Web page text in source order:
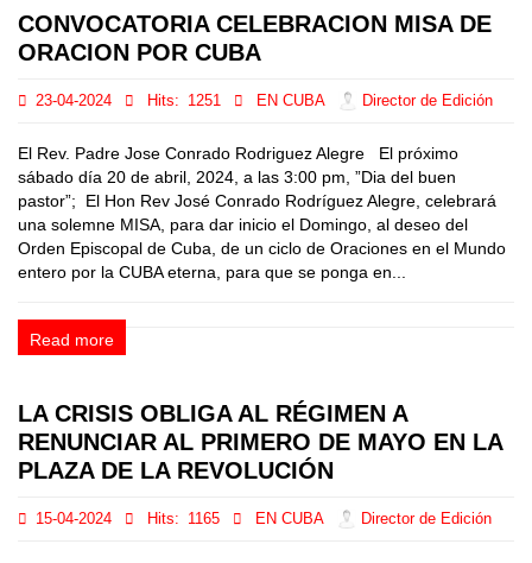
CONVOCATORIA CELEBRACION MISA DE
ORACION POR CUBA
23-04-2024 Hits: 1251 EN CUBA Director de Edición
El Rev. Padre Jose Conrado Rodriguez Alegre El próximo
sábado día 20 de abril, 2024, a las 3:00 pm, ”Dia del buen
pastor”; El Hon Rev José Conrado Rodríguez Alegre, celebrará
una solemne MISA, para dar inicio el Domingo, al deseo del
Orden Episcopal de Cuba, de un ciclo de Oraciones en el Mundo
entero por la CUBA eterna, para que se ponga en...
Read more
LA CRISIS OBLIGA AL RÉGIMEN A
RENUNCIAR AL PRIMERO DE MAYO EN LA
PLAZA DE LA REVOLUCIÓN
15-04-2024 Hits: 1165 EN CUBA Director de Edición